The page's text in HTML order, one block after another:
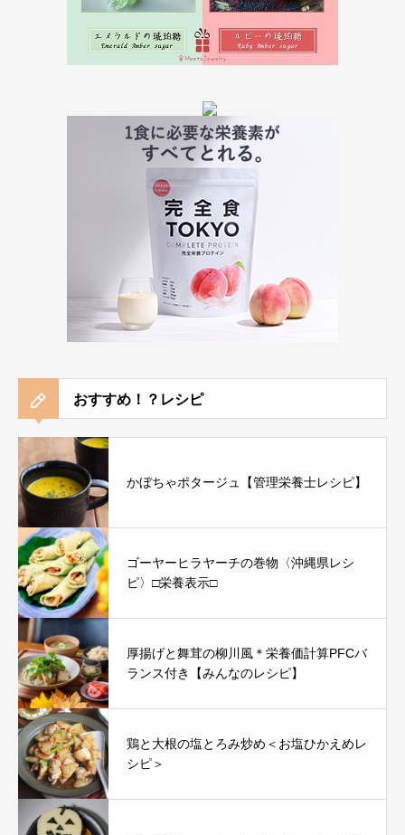
おすすめ！？レシピ
かぼちゃポタージュ【管理栄養士レシピ】
ゴーヤーヒラヤーチの巻物〈沖縄県レシ
ピ〉□栄養表示□
厚揚げと舞茸の柳川風＊栄養価計算PFCバ
ランス付き【みんなのレシピ】
鶏と大根の塩とろみ炒め＜お塩ひかえめレ
シピ＞